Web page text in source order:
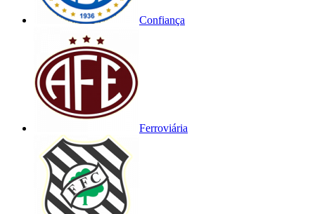
Confiança
Ferroviária